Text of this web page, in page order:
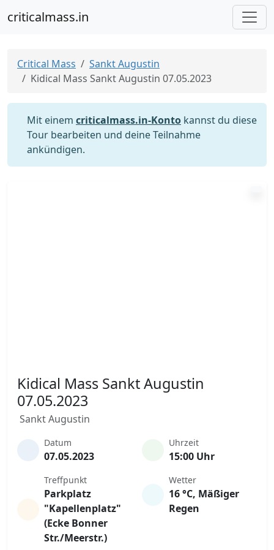
criticalmass.in
Critical Mass
Sankt Augustin
Kidical Mass Sankt Augustin 07.05.2023
Mit einem criticalmass.in-Konto kannst du diese
Tour bearbeiten und deine Teilnahme
ankündigen.
Kidical Mass Sankt Augustin
07.05.2023
Sankt Augustin
Datum
07.05.2023
Uhrzeit
15:00 Uhr
Treffpunkt
Parkplatz
"Kapellenplatz"
(Ecke Bonner
Str./Meerstr.)
Wetter
16 °C, Mäßiger
Regen